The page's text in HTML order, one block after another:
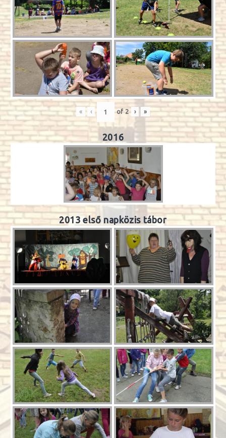
« ‹ of 2 › »
2016
2013 első napközis tábor